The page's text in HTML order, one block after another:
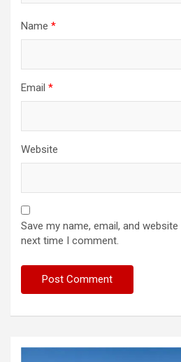
Name *
Email *
Website
Save my name, email, and
next time I comment.